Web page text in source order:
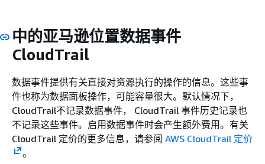
中的亚马逊位置数据事件
CloudTrail
数据事件提供有关直接对资源执行的操作的信息。这些事
件也称为数据面板操作，可能容量很大。默认情况下，
CloudTrail不记录数据事件， CloudTrail 事件历史记录也
不记录这些事件。启用数据事件时会产生额外费用。有关
CloudTrail 定价的更多信息，请参阅 AWS CloudTrail 定价
。